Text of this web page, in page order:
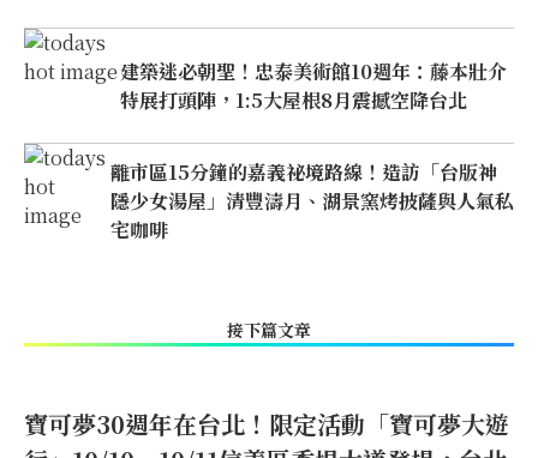
建築迷必朝聖！忠泰美術館10週年：藤本壯介
特展打頭陣，1:5大屋根8月震撼空降台北
離市區15分鐘的嘉義祕境路線！造訪「台版神
隱少女湯屋」清豐濤月、湖景窯烤披薩與人氣私
宅咖啡
接下篇文章
寶可夢30週年在台北！限定活動「寶可夢大遊